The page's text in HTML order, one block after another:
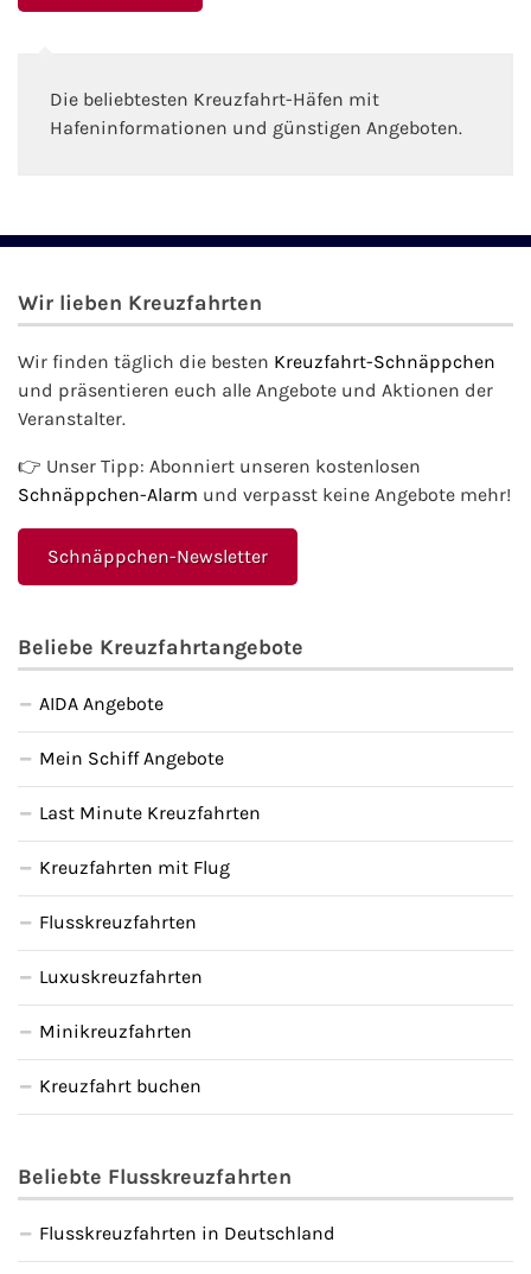
Finnlines
Fähre nach Dänemark
Fähre nach Norwegen
Fähre nach Schweden
Fähre nach England
Fähre nach Litauen
Fähre nach Lettland
Wissenswertes
Kreuzfahrt-Newsletter
Kreuzfahrt-Kalender
Kreuzfahrt gewinnen
Kreuzfahrt-Quiz
Reiseversicherungen
Flug buchen
Kreuzfahrt-Themen
Die beliebtesten Kreuzfahrt-Häfen mit
Hafeninformationen und günstigen Angeboten.
Wir lieben Kreuzfahrten
Wir finden täglich die besten Kreuzfahrt-Schnäppchen
und präsentieren euch alle Angebote und Aktionen der
Veranstalter.
👉 Unser Tipp: Abonniert unseren kostenlosen
Schnäppchen-Alarm und verpasst keine Angebote mehr!
Schnäppchen-Newsletter
Beliebe Kreuzfahrtangebote
AIDA Angebote
Mein Schiff Angebote
Last Minute Kreuzfahrten
Kreuzfahrten mit Flug
Flusskreuzfahrten
Luxuskreuzfahrten
Minikreuzfahrten
Kreuzfahrt buchen
Beliebte Flusskreuzfahrten
Flusskreuzfahrten in Deutschland